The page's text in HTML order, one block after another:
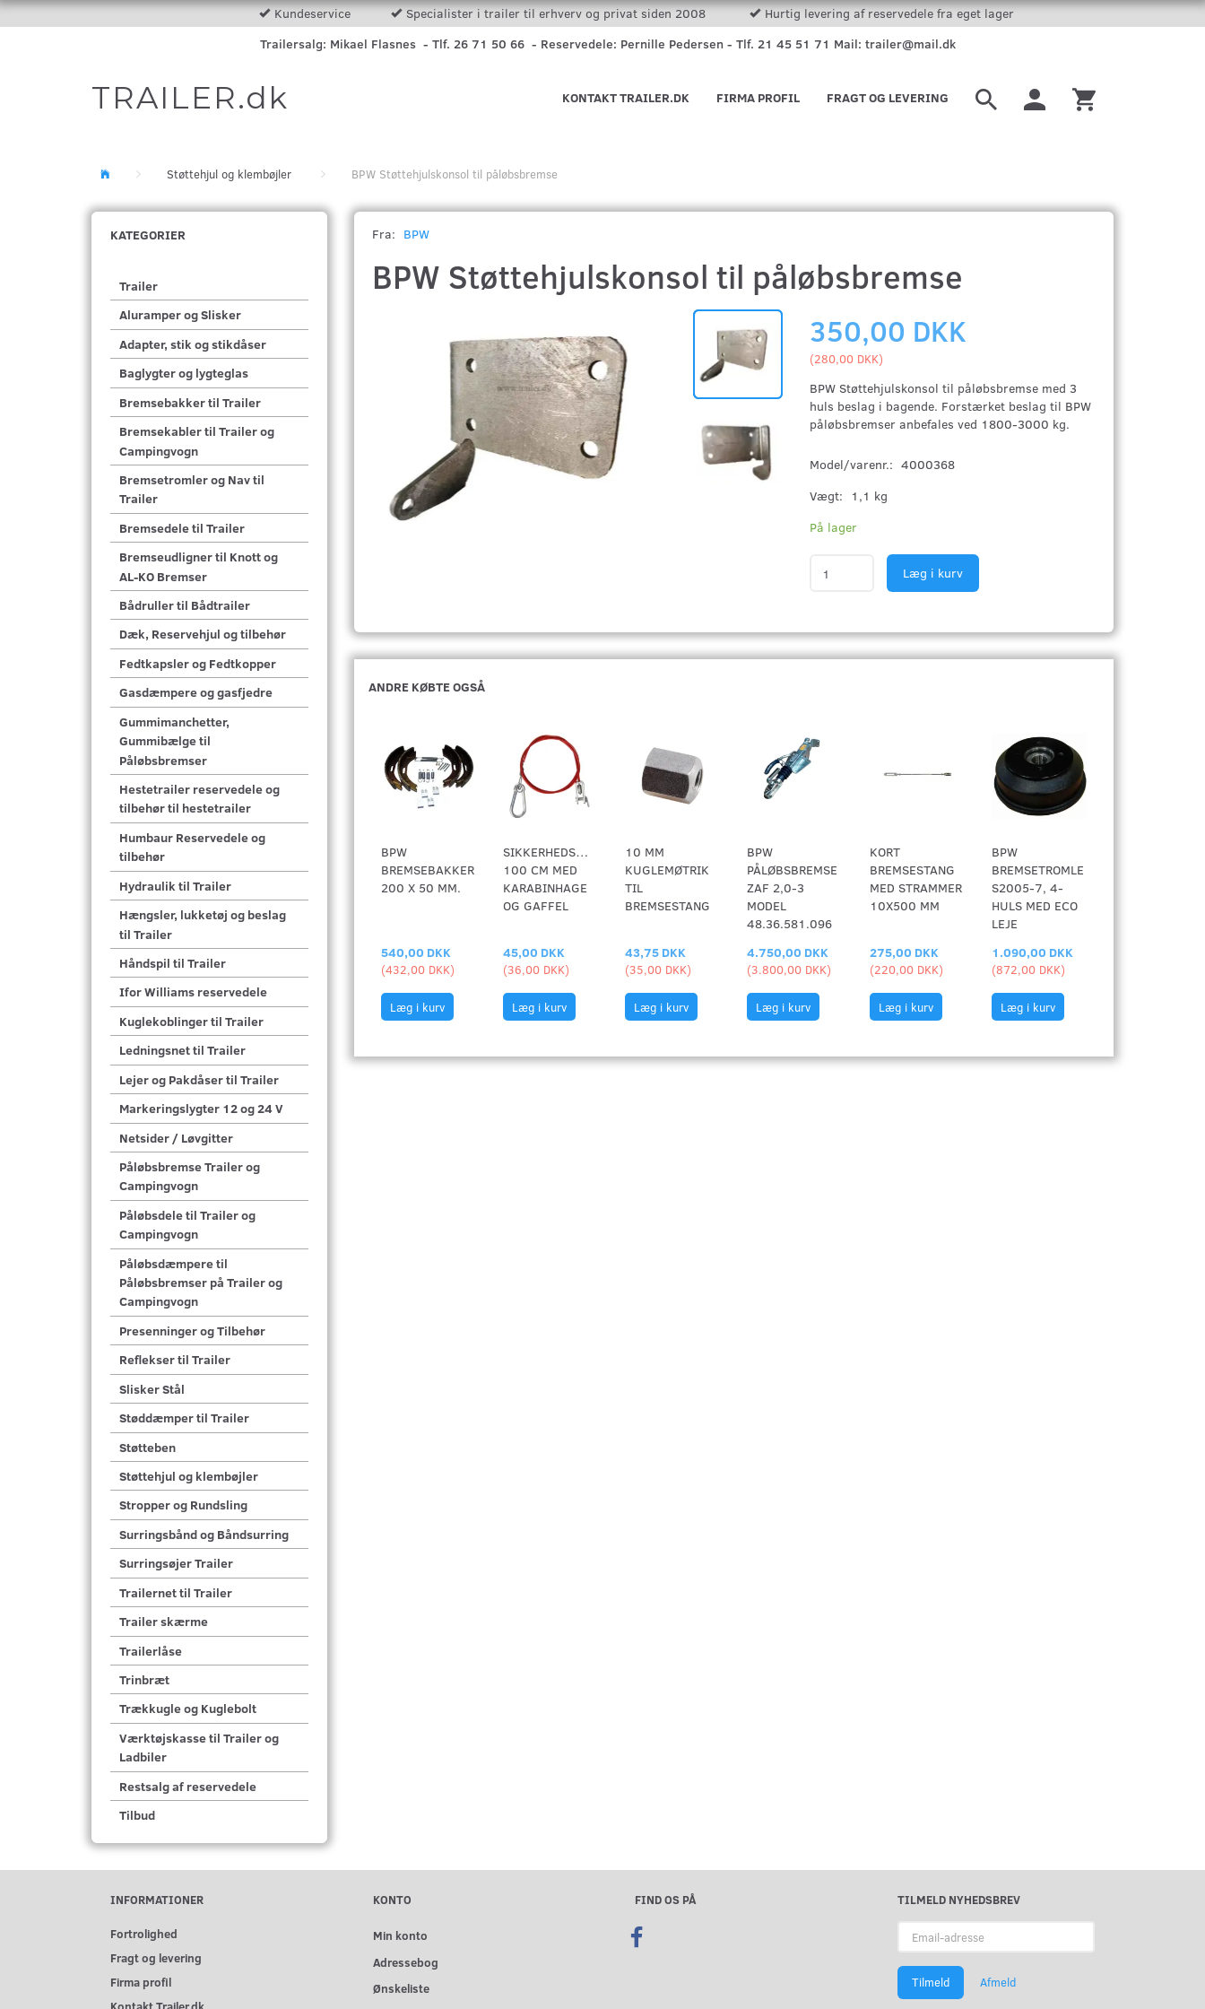
Kundeservice Specialister i trailer til erhverv og privat siden 2008
Hurtig levering af reservedele fra eget lager
Trailersalg: Mikael Flasnes - Tlf. 26 71 50 66 - Reservedele: Pernille Pedersen - Tlf. 21 45 51 71 Mail: trailer@mail.dk
TRAILER.dk FRAGT OG LEVERING
FIRMA PROFIL
KONTAKT TRAILER.DK
Støttehjul og klembøjler BPW Støttehjulskonsol til påløbsbremse
KATEGORIER
Trailer
Aluramper og Slisker
Adapter, stik og stikdåser
Baglygter og lygteglas
Bremsebakker til Trailer
Bremsekabler til Trailer og
Campingvogn
Bremsetromler og Nav til
Trailer
Bremsedele til Trailer
Bremseudligner til Knott og
AL-KO Bremser
Bådruller til Bådtrailer
Dæk, Reservehjul og tilbehør
Fedtkapsler og Fedtkopper
Gasdæmpere og gasfjedre
Gummimanchetter,
Gummibælge til
Påløbsbremser
Hestetrailer reservedele og
tilbehør til hestetrailer
Humbaur Reservedele og
tilbehør
Hydraulik til Trailer
Hængsler, lukketøj og beslag
til Trailer
Håndspil til Trailer
Ifor Williams reservedele
Kuglekoblinger til Trailer
Ledningsnet til Trailer
Lejer og Pakdåser til Trailer
Markeringslygter 12 og 24 V
Netsider / Løvgitter
Påløbsbremse Trailer og
Campingvogn
Påløbsdele til Trailer og
Campingvogn
Påløbsdæmpere til
Påløbsbremser på Trailer og
Campingvogn
Presenninger og Tilbehør
Reflekser til Trailer
Slisker Stål
Støddæmper til Trailer
Støtteben
Støttehjul og klembøjler
Stropper og Rundsling
Surringsbånd og Båndsurring
Surringsøjer Trailer
Trailernet til Trailer
Trailer skærme
Trailerlåse
Trinbræt
Trækkugle og Kuglebolt
Værktøjskasse til Trailer og
Ladbiler
Restsalg af reservedele
Tilbud
Fra: BPW
BPW Støttehjulskonsol til påløbsbremse
350,00 DKK
(280,00 DKK)
BPW Støttehjulskonsol til påløbsbremse med 3
huls beslag i bagende. Forstærket beslag til BPW
påløbsbremser anbefales ved 1800-3000 kg.
Model/varenr.: 4000368
Vægt:
1,1 kg
På lager
Læg i kurv
ANDRE KØBTE OGSÅ
BPW
BREMSEBAKKER
200 X 50 MM.
540,00 DKK
(432,00 DKK)
Læg i kurv
SIKKERHEDSWIRE
100 CM MED
KARABINHAGE
OG GAFFEL
45,00 DKK
(36,00 DKK)
Læg i kurv
10 MM
KUGLEMØTRIK
TIL
BREMSESTANG
43,75 DKK
(35,00 DKK)
Læg i kurv
BPW
PÅLØBSBREMSE
ZAF 2,0-3
MODEL
48.36.581.096
4.750,00 DKK
(3.800,00 DKK)
Læg i kurv
KORT
BREMSESTANG
MED STRAMMER
10X500 MM
275,00 DKK
(220,00 DKK)
Læg i kurv
BPW
BREMSETROMLE
S2005-7, 4-
HULS MED ECO
LEJE
1.090,00 DKK
(872,00 DKK)
Læg i kurv
INFORMATIONER
Fortrolighed
Fragt og levering
Firma profil
KONTO
Min konto
Adressebog
Ønskeliste
FIND OS PÅ
TILMELD NYHEDSBREV
adresse
Tilmeld Afmeld